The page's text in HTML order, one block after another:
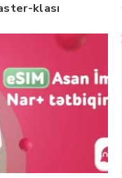
klası